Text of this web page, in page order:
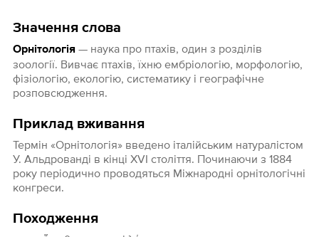
Значення слова
Орнітологія— наука про птахів, один з розділів
зоології. Вивчає птахів, їхню ембріологію, морфологію,
фізіологію, екологію, систематику і географічне
розповсюдження.
Приклад вживання
Термін «Орнітологія» введено італійським натуралістом
У. Альдрованді в кінці XVI століття. Починаючи з 1884
року періодично проводяться Міжнародні орнітологічні
конгреси.
Походження